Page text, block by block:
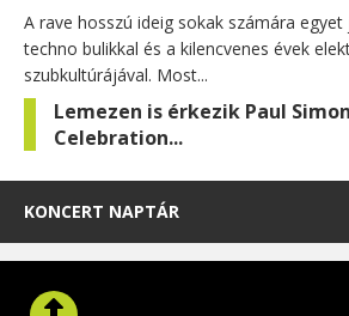
A rave hosszú ideig sokak számára
techno bulikkal és a kilencvenes évek
szubkultúrájával. Most...
Lemezen is érkezik Paul
Celebration...
KONCERT NAPTÁR